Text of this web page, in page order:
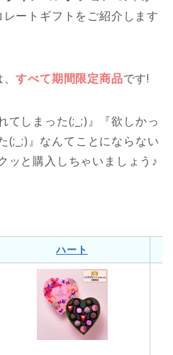
ートギフトをご紹介します
、すべて期間限定商品です!
てしまった(;_;)』『欲しかっ
(;_;)』なんてことにならない
ッと購入しちゃいましょう♪
ハート